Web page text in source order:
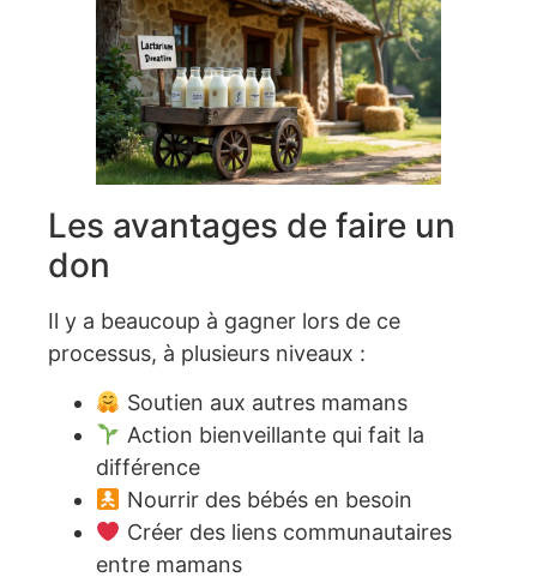
Les avantages de faire un
don
Il y a beaucoup à gagner lors de ce
processus, à plusieurs niveaux :
Soutien aux autres mamans
Action bienveillante qui fait la
différence
Nourrir des bébés en besoin
Créer des liens communautaires
entre mamans